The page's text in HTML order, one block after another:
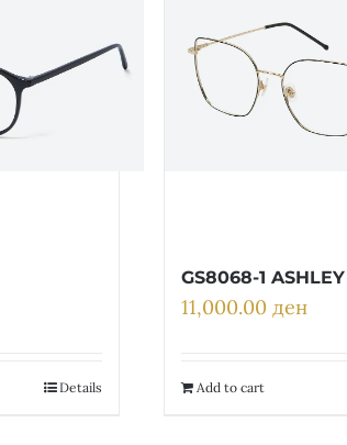
Details
GS8068-1 ASHLEY
11,000.00 ден
Add to cart